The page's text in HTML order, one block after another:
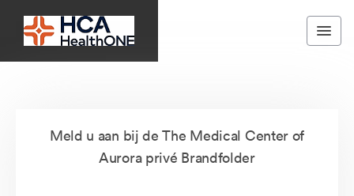
Meld u aan bij de The Medical Center of
Aurora privé Brandfolder